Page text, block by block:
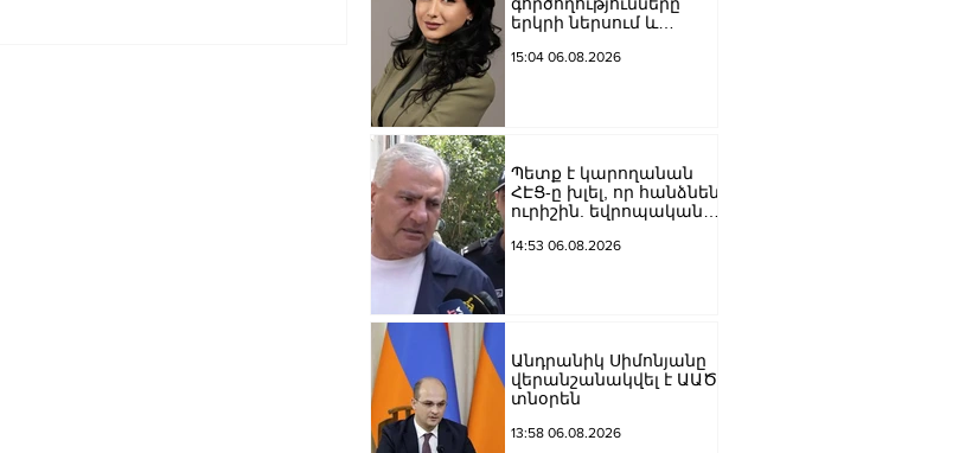
գործողությունները
երկրի ներսում և
դրանց
պետականության,
ազգային արժեքների և
արդարու
15:04 06.08.2026
Պետք է կարողանան
ՀԷՑ-ը խլել, որ հանձնեն
ուրիշին. եվրոպական
քայլ գնում ենք առաջ.
14:53 06.08.2026
Անդրանիկ Սիմոնյանը
վերանշանակվել է ԱԱԾ
տնօրեն
13:58 06.08.2026